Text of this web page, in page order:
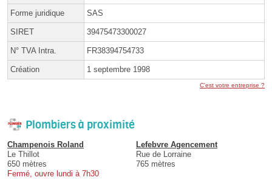
Forme juridique SAS
SIRET 39475473300027
N° TVA Intra. FR38394754733
Création 1 septembre 1998
C'est votre entreprise ?
Plombiers à proximité
Champenois Roland
Le Thillot
650 mètres
Fermé, ouvre lundi à 7h30
Lefebvre Agencement
Rue de Lorraine
765 mètres